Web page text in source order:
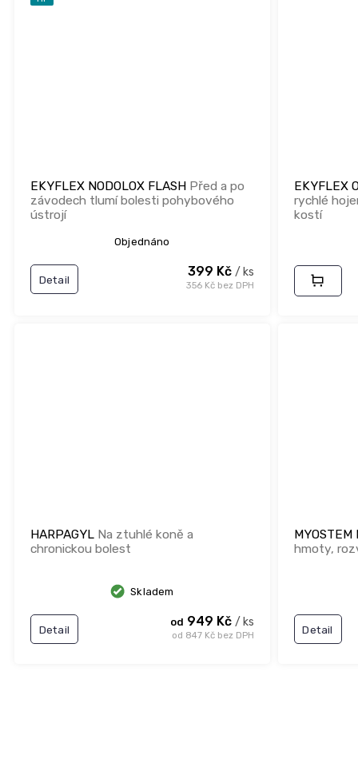
EKYFLEX NODOLOX FLASH Před a po
závodech tlumí bolesti pohybového
ústrojí
Objednáno
356 Kč bez DPH
399 Kč / ks
Detail
EKYFLEX
rychlé
kostí
HARPAGYL Na ztuhlé koně a
chronickou bolest
Skladem
od 847 Kč bez DPH
od 949 Kč / ks
Detail
MYOSTEM
hmoty,
Detail